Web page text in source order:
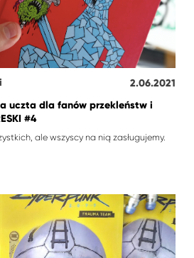
2.06.2021
uczta dla fanów przekleństw i
#4
ale wszyscy na nią zasługujemy.